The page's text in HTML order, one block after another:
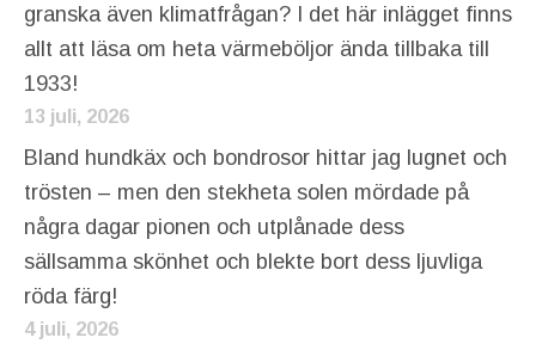
granska även klimatfrågan? I det här inlägget finns
allt att läsa om heta värmeböljor ända tillbaka till
1933!
13 juli, 2026
Bland hundkäx och bondrosor hittar jag lugnet och
trösten – men den stekheta solen mördade på
några dagar pionen och utplånade dess
sällsamma skönhet och blekte bort dess ljuvliga
röda färg!
4 juli, 2026